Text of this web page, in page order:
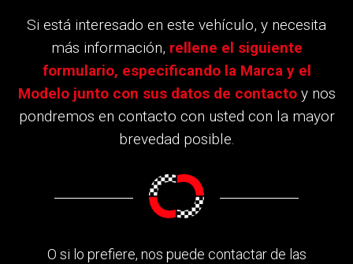
Si está interesado en este vehículo, y necesita
más información, rellene el siguiente
formulario, especificando la Marca y el
Modelo junto con sus datos de contactoy nos
pondremos en contacto con usted con la mayor
brevedad posible.
O si lo prefiere, nos puede contactar de las